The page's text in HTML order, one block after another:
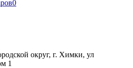
0
округ, г. Химки, ул
1